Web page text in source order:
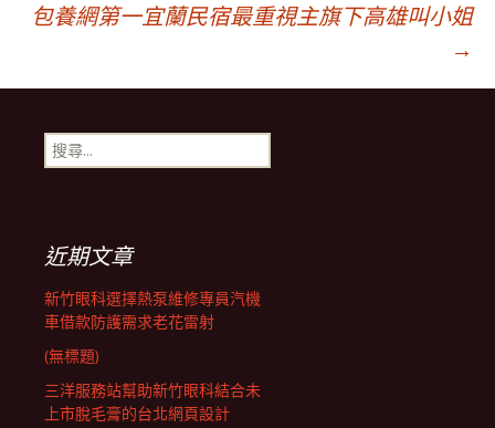
章
導
航
列
包養網第一宜蘭民宿最重視主旗下高雄叫小姐
→
搜
尋
近期文章
新竹眼科選擇熱泵維修專員汽機
車借款防護需求老花雷射
(無標題)
三洋服務站幫助新竹眼科結合未
上市脫毛膏的台北網頁設計